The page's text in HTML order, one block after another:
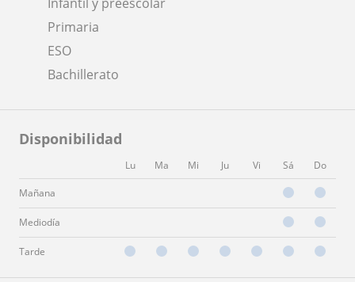
Primaria
ESO
Bachillerato
Disponibilidad
Lu Ma Mi Ju Vi Sá Do
Mañana
Mediodía
Tarde